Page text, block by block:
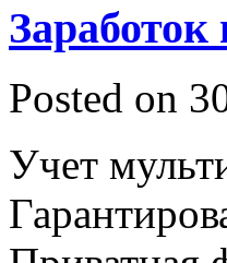
Posted on
Учет